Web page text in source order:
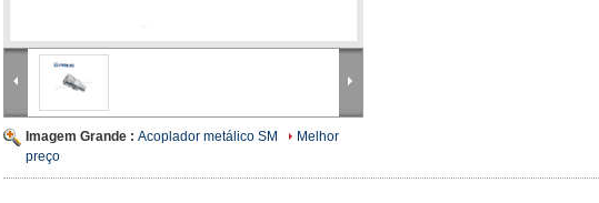
Imagem Grande : Acoplador metálico SM
Melhor
preço